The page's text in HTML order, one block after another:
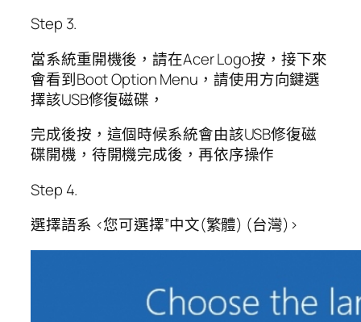
Step 3.
當系統重開機後，請在Acer Logo按，接下來
會看到Boot Option Menu，請使用方向鍵選
擇該USB修復磁碟，
完成後按，這個時候系統會由該USB修復磁
碟開機，待開機完成後，再依序操作
Step 4.
選擇語系 <您可選擇”中文(繁體) (台灣)>